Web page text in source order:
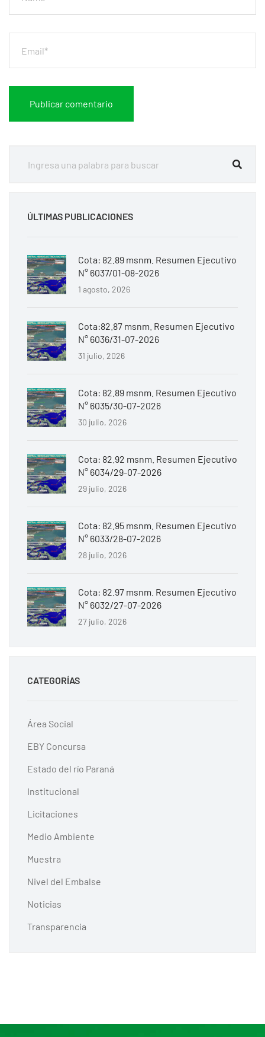
ÚLTIMAS PUBLICACIONES
Cota: 82.89 msnm. Resumen Ejecutivo
N° 6037/01-08-2026
1 agosto, 2026
Cota:82.87 msnm. Resumen Ejecutivo
N° 6036/31-07-2026
31 julio, 2026
Cota: 82.89 msnm. Resumen Ejecutivo
N° 6035/30-07-2026
30 julio, 2026
Cota: 82.92 msnm. Resumen Ejecutivo
N° 6034/29-07-2026
29 julio, 2026
Cota: 82.95 msnm. Resumen Ejecutivo
N° 6033/28-07-2026
28 julio, 2026
Cota: 82.97 msnm. Resumen Ejecutivo
N° 6032/27-07-2026
27 julio, 2026
CATEGORÍAS
Área Social
EBY Concursa
Estado del río Paraná
Institucional
Licitaciones
Medio Ambiente
Muestra
Nivel del Embalse
Noticias
Transparencia